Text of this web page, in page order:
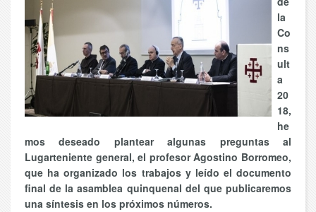
la
Co
ns
ult
a
20
18,
he
mos deseado plantear algunas preguntas al
Lugarteniente general, el profesor Agostino Borromeo,
que ha organizado los trabajos y leído el documento
final de la asamblea quinquenal del que publicaremos
una síntesis en los próximos números.